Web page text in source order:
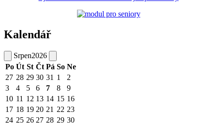
Kalendář
Srpen2026
Po Út St Čt Pá So Ne
27 28 29 30 31 1
2
3
4 5 6 7 8
9
10 11 12 13 14 15 16
17 18 19 20 21 22 23
24 25 26 27 28 29 30